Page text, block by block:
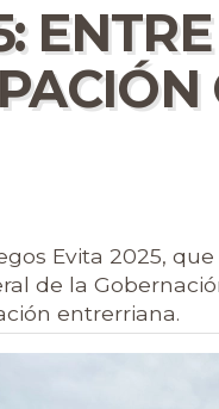
Evita 2025,
de la
entrerriana.